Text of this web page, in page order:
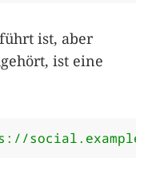
ist, aber
ist eine
social.example/